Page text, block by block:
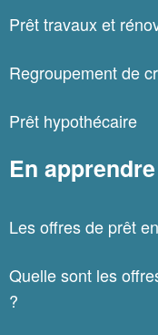
Prêt travaux et
Regroupement de
Prêt hypothécaire
En
Les offres de prêt
Quelle sont les
?